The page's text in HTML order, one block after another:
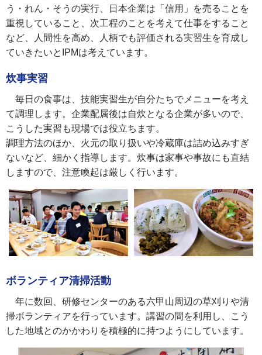
う・れん・そうの実行、日本企業は「信用」を売ることを
重視していること、次工程のことを考えて仕事をすること
など、人間性を高め、人柄でも評価される実習生を育成し
ていきたいとIPMは考えています。
炊事実習
毎日の食事は、技能実習生が自分たちでメニューを考え
て調理します。企業配属後は自炊となる企業が多いので、
こうした実習も現場では役立ちます。
調理方法のほか、火元の取り扱いや冷蔵庫は詰め込みすぎ
ないなど、細かく指導します。炊事は家事や事故にも直結
しますので、注意喚起は厳しく行います。
ボランティア清掃活動
年に数回、研修センターのある六甲山周辺の草刈りや清
掃ボランティアを行っています。講習の間を利用し、こう
した地域とのかかわりを積極的に持つようにしています。